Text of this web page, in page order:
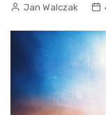
Jan Walczak